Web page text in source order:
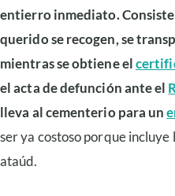
entierro inmediato. Consiste
querido se recogen, se
mientras se obtiene el
el acta de defunción ante el
lleva al cementerio para un
ser ya costoso porque incluye
ataúd.